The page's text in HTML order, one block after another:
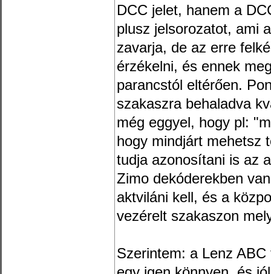
DCC jelet, hanem a
plusz jelsorozatot, ami
zavarja, de az erre
érzékelni, és ennek
parancstól eltérően.
szakaszra behaladva
még eggyel, hogy pl:
hogy mindjárt mehetsz
tudja azonosítani is az
Zimo dekóderekben
aktviláni kell, és a
vezérelt szakaszon
Szerintem: a Lenz